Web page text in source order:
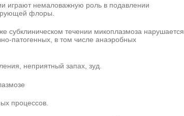
играют немаловажную роль в подавлении
флоры.
субклиническом течении микоплазмоза нарушается
патогенных, в том числе анаэробных
неприятный запах, зуд.
процессов.